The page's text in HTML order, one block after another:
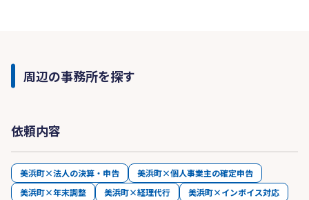
周辺の事務所を探す
依頼内容
美浜町×法人の決算・申告
美浜町×個人事業主の確定申告
美浜町×年末調整
美浜町×経理代行
美浜町×インボイス対応